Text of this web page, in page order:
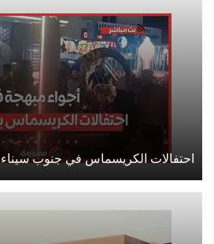
احتفالات الكريسماس في جنوب سيناء